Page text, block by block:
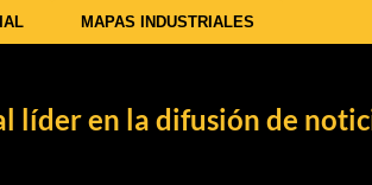
MAPAS INDUSTRIALES
líder en la difusión de